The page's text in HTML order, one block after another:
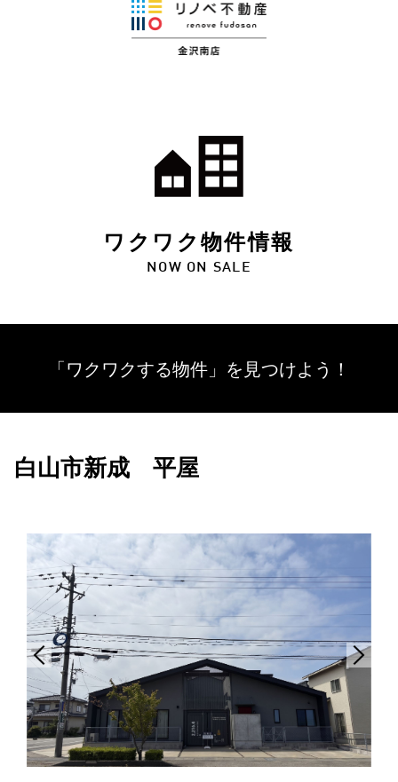
ワクワク物件情報
NOW ON SALE
「ワクワクする物件」を 見つけよう！
白山市新成 平屋